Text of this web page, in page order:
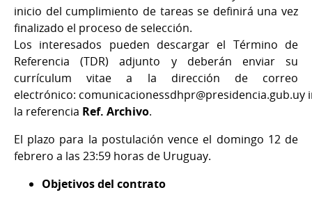
inicio del cumplimiento de tareas se definirá una vez
finalizado el proceso de selección.
Los interesados pueden descargar el Término de
Referencia (TDR) adjunto y deberán enviar su
currículum vitae a la dirección de correo
electrónico: comunicacionessdhpr@presidencia.gub.uy
la referencia Ref. Archivo.
El plazo para la postulación vence el domingo 12 de
febrero a las 23:59 horas de Uruguay.
Objetivos del contrato